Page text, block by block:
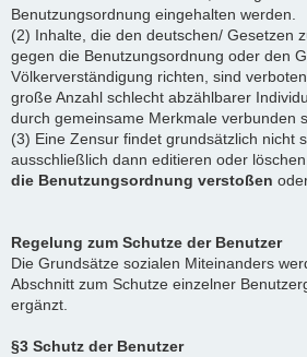
Benutzungsordnung eingehalten werden.
(2) Inhalte, die den deutschen/ Gesetzen
gegen die Benutzungsordnung oder den
Völkerverständigung richten, sind
große Anzahl schlecht abzählbarer
durch gemeinsame Merkmale verbunden
(3) Eine Zensur findet grundsätzlich nicht
ausschließlich dann editieren oder
die Benutzungsordnung verstoßen
Regelung zum Schutze der Benutzer
Die Grundsätze sozialen Miteinanders
Abschnitt zum Schutze einzelner
ergänzt.
§3 Schutz der Benutzer